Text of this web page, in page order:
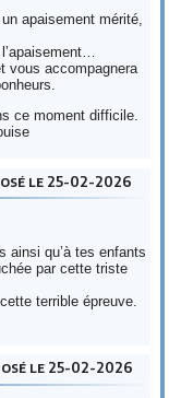
apaisement mérité,
vous accompagnera
ce moment difficile.
le 25-02-2026
ainsi qu’à tes enfants
par cette triste
terrible épreuve.
le 25-02-2026